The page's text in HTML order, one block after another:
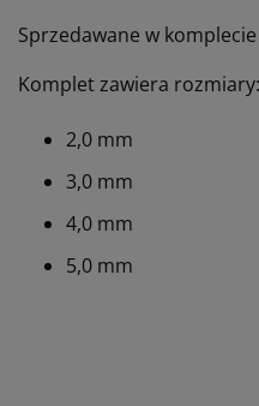
Sprzedawane w
Komplet zawiera rozmiary:
2,0 mm
3,0 mm
4,0 mm
5,0 mm